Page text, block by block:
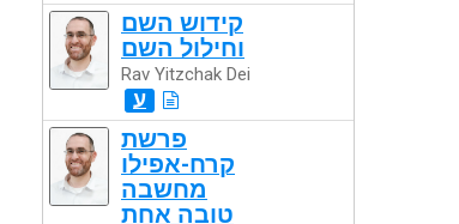
קידוש השם
וחילול השם
Rav Yitzchak Dei
ע
פרשת
קרח-אפילו
מחשבה
טובה אחת